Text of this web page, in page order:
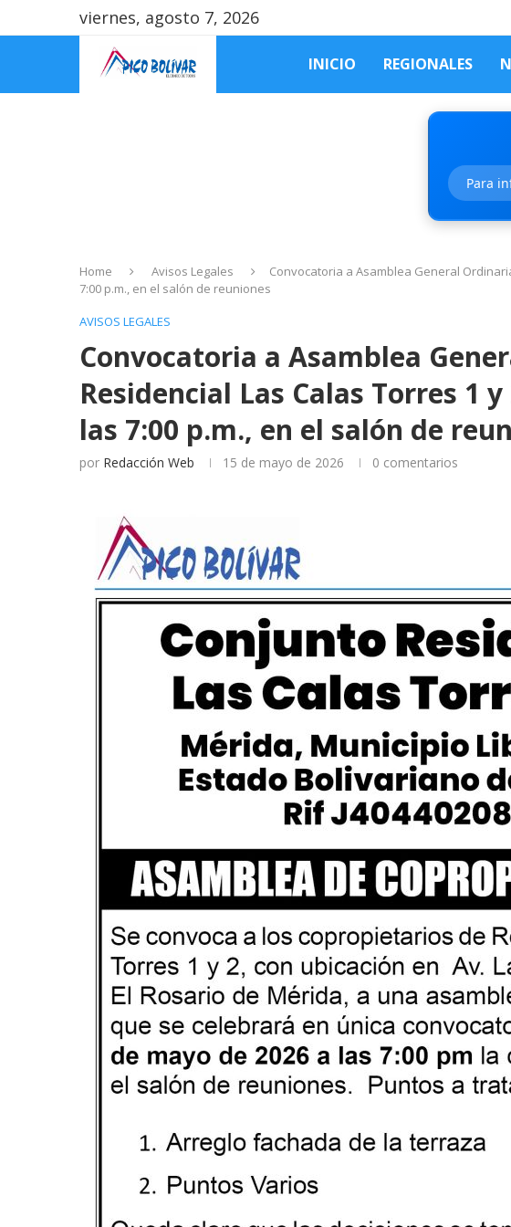
viernes, agosto 7, 2026
INICIO REGIONALES
Para
Home Avisos Legales
Convocatoria a Asamblea General
7:00 p.m., en el salón de reuniones
AVISOS LEGALES
Convocatoria a Asamblea
Residencial Las Calas Torres 1
las 7:00 p.m., en el salón de
por Redacción Web 15 de mayo de 2026 0 comentarios